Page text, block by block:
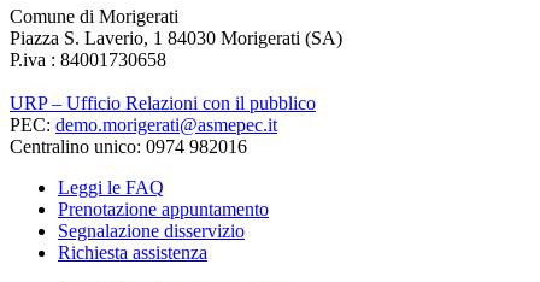
Comune di Morigerati
Piazza S. Laverio, 1 84030 Morigerati (SA)
P.iva : 84001730658
URP – Ufficio Relazioni con il pubblico
PEC: demo.morigerati@asmepec.it
Centralino unico: 0974 982016
Leggi le FAQ
Prenotazione appuntamento
Segnalazione disservizio
Richiesta assistenza